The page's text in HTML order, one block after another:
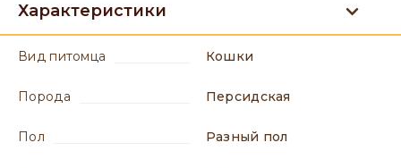
Характеристики
вид питомца Кошки
порода Персидская
пол разный пол